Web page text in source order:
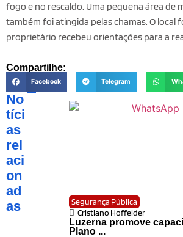
fogo e no rescaldo. Uma pequena área de
também foi atingida pelas chamas. O local
proprietário recebeu orientações para a
Compartilhe:
Facebook Telegram
No
tíci
as
rel
aci
on
ad
as
Segurança Pública
Cristiano Hoffelder
Luzerna promove
Plano ...